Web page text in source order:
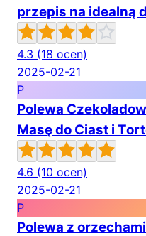
przepis na idealną
4.3 (18 ocen)
2025-02-21
P
Polewa
Masę do Ciast i
4.6 (10 ocen)
2025-02-21
P
Polewa z